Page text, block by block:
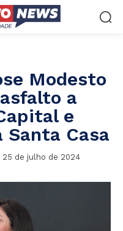
Modesto
a
e
Casa
25 de julho de 2024